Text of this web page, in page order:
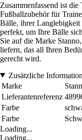
Zusammenfassend ist
Fußballzubehör für
Bälle, ihrer Langlebigkeit
perfekt, um Ihre Bälle
Sie auf die Marke
liefern, das all Ihren
gerecht wird.
Zusätzliche
Marke
Lieferantenreferenz
Farbe
Farbe
Loading...
Loading...